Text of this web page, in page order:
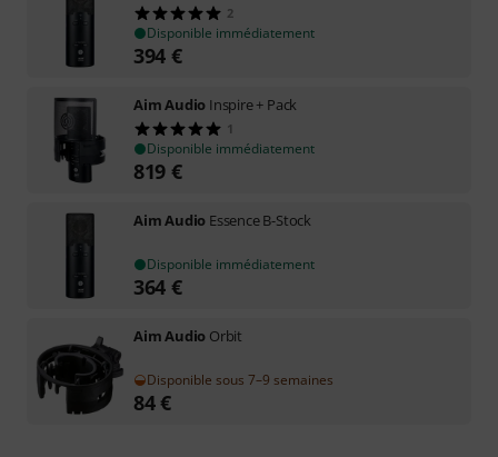
2
Disponible immédiatement
394 €
Aim Audio Inspire + Pack
1
Disponible immédiatement
819 €
Aim Audio Essence B-Stock
Disponible immédiatement
364 €
Aim Audio Orbit
Disponible sous 7–9 semaines
84€